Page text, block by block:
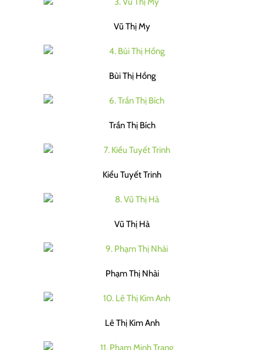
Vũ Thị My
Bùi Thị Hồng
Trần Thị Bích
Kiểu Tuyết Trinh
Vũ Thị Hà
Phạm Thị Nhài
Lê Thị Kim Anh